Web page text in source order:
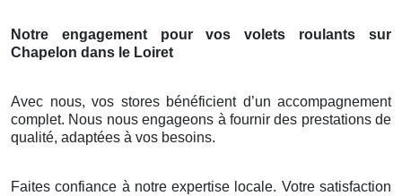
Notre engagement pour vos volets roulants sur
Chapelon dans le Loiret
Avec nous, vos stores bénéficient d’un accompagnement
complet. Nous nous engageons à fournir des prestations de
qualité, adaptées à vos besoins.
Faites confiance à notre expertise locale. Votre satisfaction